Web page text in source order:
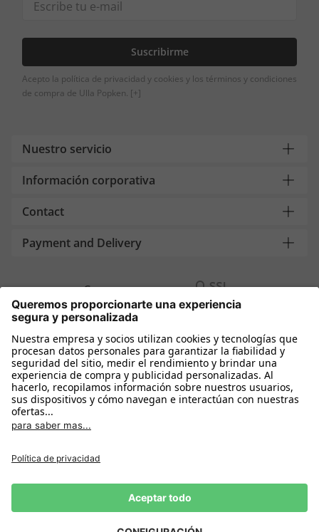
Suscribirme
Acepto la política de privacidad y cookies y los términos y condiciones
de compra de Ulla Popken. [+]
Nuestro servicio
Información corporativa
Contact
Payment and Delivery
Compra segura con
Más tiendas online
España
Condiciones Compra
Declarar el desistimiento
Aviso Legal
Configuración de cookies